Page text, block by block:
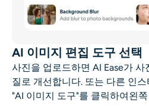
AI 이미지 편집 도구 선택
사진을 업로드하면 AI Ease가
질로 개선합니다. 또는 다른 인스
"AI 이미지 도구"를 클릭하여왼